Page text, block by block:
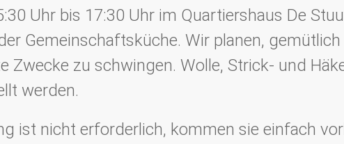
Uhr bis 17:30 Uhr im Quartiershaus De
Gemeinschaftsküche. Wir planen,
Zwecke zu schwingen. Wolle, Strick- und
werden.
ist nicht erforderlich, kommen sie einfach